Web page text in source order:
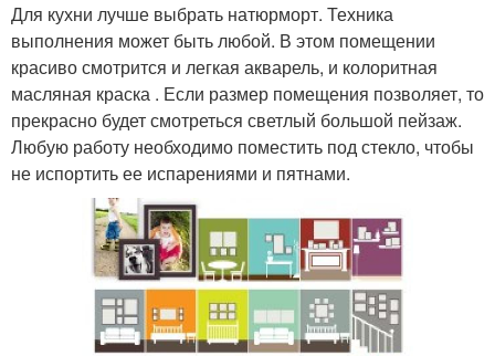
Для кухни лучше выбрать натюрморт. Техника
выполнения может быть любой. В этом помещении
красиво смотрится и легкая акварель, и колоритная
масляная краска . Если размер помещения позволяет, то
прекрасно будет смотреться светлый большой пейзаж.
Любую работу необходимо поместить под стекло, чтобы
не испортить ее испарениями и пятнами.